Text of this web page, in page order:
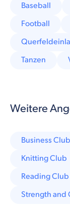
Baseball
Football
Tanzen
Weitere
Business Club
Knitting Club
Reading Club
Strength and